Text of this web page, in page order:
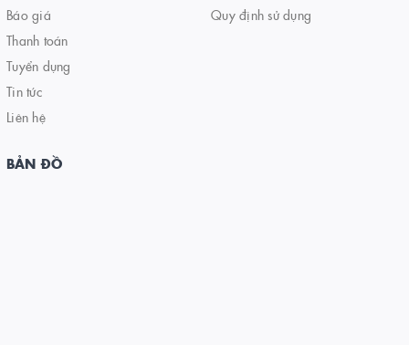
Báo giá
Thanh toán
Tuyển dụng
Tin tức
Liên hệ
Quy định sử dụng
BẢN ĐỒ